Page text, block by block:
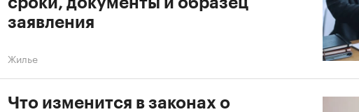
Жилье
заявления
Что изменится в законах о